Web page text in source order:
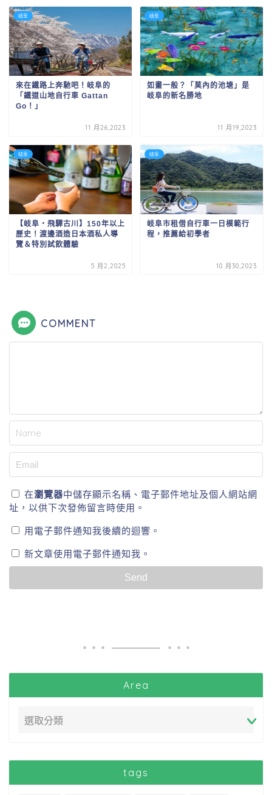
岐阜
來在鐵路上奔馳吧！岐阜的
「鐵道山地自行車 Gattan
Go！」
11 月26,2023
岐阜
如畫一般？「莫內的池塘」是
岐阜的新名勝地
11 月19,2023
岐阜
【岐阜・飛驒古川】150年以上
歷史！渡邊酒造日本酒私人導
覽＆特別試飲體驗
5 月2,2025
岐阜
岐阜市租借自行車一日模範行
程，推薦給初學者
10 月30,2023
COMMENT
在瀏覽器中儲存顯示名稱、電子郵件地址及個人網站網
址，以供下次發佈留言時使用。
用電子郵件通知我後續的迴響。
新文章使用電子郵件通知我。
Area
tags